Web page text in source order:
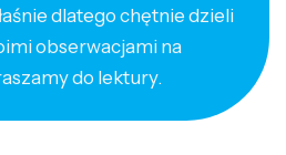
dlatego chętnie dzieli
obserwacjami na
do lektury.